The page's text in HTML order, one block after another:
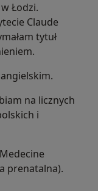
Łodzi.
Claude
tytuł
na licznych
i
prenatalna).